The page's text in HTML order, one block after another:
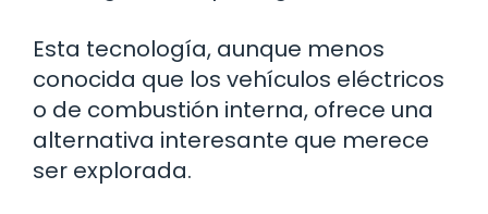
Esta tecnología, aunque menos
conocida que los vehículos eléctricos
o de combustión interna, ofrece una
alternativa interesante que merece
ser explorada.